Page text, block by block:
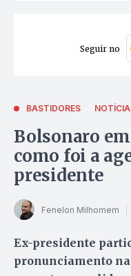
Seguir no
BASTIDORES
Bolsonaro
como foi a
presidente
Fenelon Milhomem
Ex-presidente
pronunciamento na